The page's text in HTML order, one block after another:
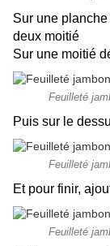
Sur une
deux moitié
Sur une moitié
Feuilleté
Puis sur le
Feuilleté
Et pour finir,
Feuilleté